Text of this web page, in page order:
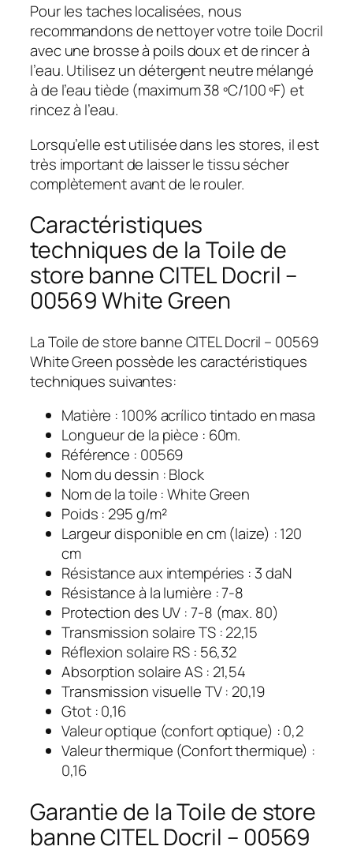
Pour les taches localisées, nous
recommandons de nettoyer votre toile Docril
avec une brosse à poils doux et de rincer à
l’eau. Utilisez un détergent neutre mélangé
à de l’eau tiède (maximum 38 ºC/100 ºF) et
rincez à l’eau.
Lorsqu’elle est utilisée dans les stores, il est
très important de laisser le tissu sécher
complètement avant de le rouler.
Caractéristiques
techniques de la Toile de
store banne CITEL Docril –
00569 White Green
La Toile de store banne CITEL Docril – 00569
White Green possède les caractéristiques
techniques suivantes:
Matière : 100% acrílico tintado en masa
Longueur de la pièce : 60m.
Référence : 00569
Nom du dessin : Block
Nom de la toile : White Green
Poids : 295 g/m²
Largeur disponible en cm (laize) : 120
cm
Résistance aux intempéries : 3 daN
Résistance à la lumière : 7-8
Protection des UV : 7-8 (max. 80)
Transmission solaire TS : 22,15
Réflexion solaire RS : 56,32
Absorption solaire AS : 21,54
Transmission visuelle TV : 20,19
Gtot : 0,16
Valeur optique (confort optique) : 0,2
Valeur thermique (Confort thermique) :
0,16
Garantie de la Toile de store
banne CITEL Docril – 00569